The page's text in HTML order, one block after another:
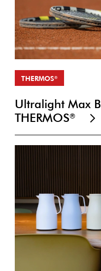
THERMOS®
Ultralight Max
THERMOS®